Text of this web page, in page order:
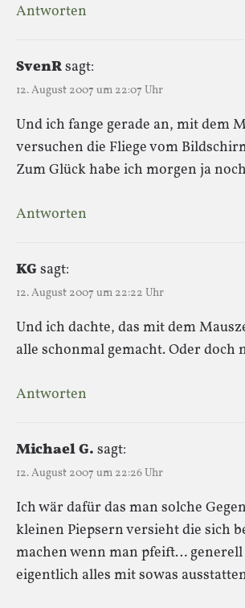
Antworten
SvenRsagt:
12. August 2007 um 22:07 Uhr
Und ich fange gerade an, mit dem
versuchen die Fliege vom
Zum Glück habe ich morgen ja
Antworten
KG sagt:
12. August 2007 um 22:22 Uhr
Und ich dachte, das mit dem
alle schonmal gemacht. Oder doch
Antworten
Michael G. sagt:
12. August 2007 um 22:26 Uhr
Ich wär dafür das man solche
kleinen Piepsern versieht die sich
machen wenn man pfeift…
eigentlich alles mit sowas